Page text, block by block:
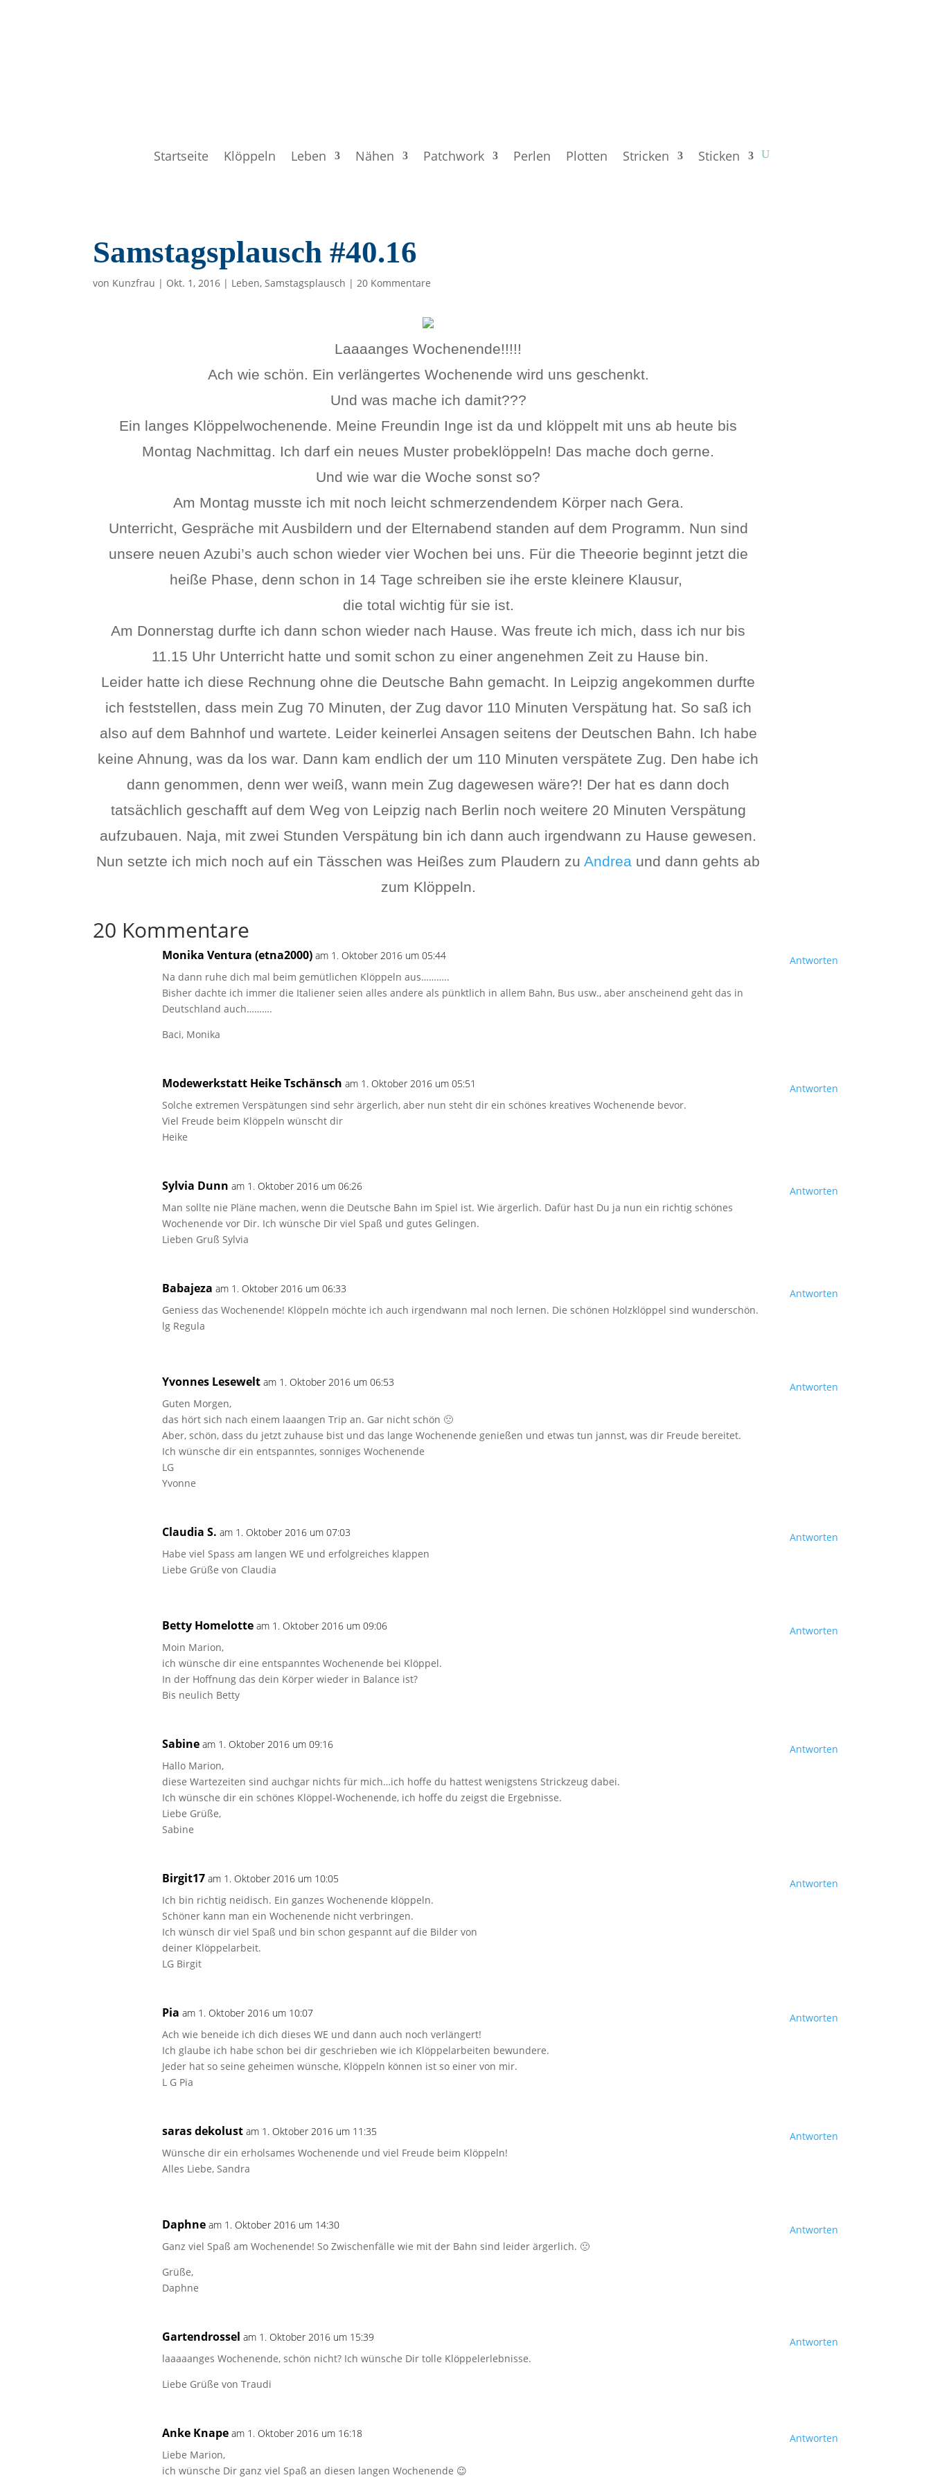
Startseite Klöppeln Leben Nähen Patchwork Perlen Plotten Stricken Sticken
Samstagsplausch #40.16
von Kunzfrau | Okt. 1, 2016 | Leben, Samstagsplausch | 20 Kommentare
Laaaanges Wochenende!!!!!
Ach wie schön. Ein verlängertes Wochenende wird uns geschenkt.
Und was mache ich damit???
Ein langes Klöppelwochenende. Meine Freundin Inge ist da und klöppelt mit uns ab heute bis
Montag Nachmittag. Ich darf ein neues Muster probeklöppeln! Das mache doch gerne.
Und wie war die Woche sonst so?
Am Montag musste ich mit noch leicht schmerzendendem Körper nach Gera.
Unterricht, Gespräche mit Ausbildern und der Elternabend standen auf dem Programm. Nun sind
unsere neuen Azubi’s auch schon wieder vier Wochen bei uns. Für die Theeorie beginnt jetzt die
heiße Phase, denn schon in 14 Tage schreiben sie ihe erste kleinere Klausur,
die total wichtig für sie ist.
Am Donnerstag durfte ich dann schon wieder nach Hause. Was freute ich mich, dass ich nur bis
11.15 Uhr Unterricht hatte und somit schon zu einer angenehmen Zeit zu Hause bin.
Leider hatte ich diese Rechnung ohne die Deutsche Bahn gemacht. In Leipzig angekommen durfte
ich feststellen, dass mein Zug 70 Minuten, der Zug davor 110 Minuten Verspätung hat. So saß ich
also auf dem Bahnhof und wartete. Leider keinerlei Ansagen seitens der Deutschen Bahn. Ich habe
keine Ahnung, was da los war. Dann kam endlich der um 110 Minuten verspätete Zug. Den habe ich
dann genommen, denn wer weiß, wann mein Zug dagewesen wäre?! Der hat es dann doch
tatsächlich geschafft auf dem Weg von Leipzig nach Berlin noch weitere 20 Minuten Verspätung
aufzubauen. Naja, mit zwei Stunden Verspätung bin ich dann auch irgendwann zu Hause gewesen.
Nun setzte ich mich noch auf ein Tässchen was Heißes zum Plaudern zuAndrea und dann gehts ab
zum Klöppeln.
20 Kommentare
Monika Ventura (etna2000) am 1. Oktober 2016 um 05:44
Na dann ruhe dich mal beim gemütlichen Klöppeln aus………..
Bisher dachte ich immer die Italiener seien alles andere als pünktlich in allem Bahn, Bus usw., aber anscheinend geht das in
Deutschland auch……….
Baci, Monika
Antworten
Modewerkstatt Heike Tschänsch am 1. Oktober 2016 um 05:51
Solche extremen Verspätungen sind sehr ärgerlich, aber nun steht dir ein schönes kreatives Wochenende bevor.
Viel Freude beim Klöppeln wünscht dir
Heike
Antworten
Sylvia Dunn am 1. Oktober 2016 um 06:26
Man sollte nie Pläne machen, wenn die Deutsche Bahn im Spiel ist. Wie ärgerlich. Dafür hast Du ja nun ein richtig schönes
Wochenende vor Dir. Ich wünsche Dir viel Spaß und gutes Gelingen.
Lieben Gruß Sylvia
Antworten
Babajeza am 1. Oktober 2016 um 06:33
Geniess das Wochenende! Klöppeln möchte ich auch irgendwann mal noch lernen. Die schönen Holzklöppel sind wunderschön.
lg Regula
Antworten
Yvonnes Lesewelt am 1. Oktober 2016 um 06:53
Guten Morgen,
das hört sich nach einem laaangen Trip an. Gar nicht schön 🙁
Aber, schön, dass du jetzt zuhause bist und das lange Wochenende genießen und etwas tun jannst, was dir Freude bereitet.
Ich wünsche dir ein entspanntes, sonniges Wochenende
LG
Yvonne
Antworten
Claudia S. am 1. Oktober 2016 um 07:03
Habe viel Spass am langen WE und erfolgreiches klappen
Liebe Grüße von Claudia
Antworten
Betty Homelotte am 1. Oktober 2016 um 09:06
Moin Marion,
ich wünsche dir eine entspanntes Wochenende bei Klöppel.
In der Hoffnung das dein Körper wieder in Balance ist?
Bis neulich Betty
Antworten
Sabine am 1. Oktober 2016 um 09:16
Hallo Marion,
diese Wartezeiten sind auchgar nichts für mich…ich hoffe du hattest wenigstens Strickzeug dabei.
Ich wünsche dir ein schönes Klöppel-Wochenende, ich hoffe du zeigst die Ergebnisse.
Liebe Grüße,
Sabine
Antworten
Birgit17 am 1. Oktober 2016 um 10:05
Ich bin richtig neidisch. Ein ganzes Wochenende klöppeln.
Schöner kann man ein Wochenende nicht verbringen.
Ich wünsch dir viel Spaß und bin schon gespannt auf die Bilder von
deiner Klöppelarbeit.
LG Birgit
Antworten
Pia am 1. Oktober 2016 um 10:07
Ach wie beneide ich dich dieses WE und dann auch noch verlängert!
Ich glaube ich habe schon bei dir geschrieben wie ich Klöppelarbeiten bewundere.
Jeder hat so seine geheimen wünsche, Klöppeln können ist so einer von mir.
L G Pia
Antworten
saras dekolust am 1. Oktober 2016 um 11:35
Wünsche dir ein erholsames Wochenende und viel Freude beim Klöppeln!
Alles Liebe, Sandra
Antworten
Daphne am 1. Oktober 2016 um 14:30
Ganz viel Spaß am Wochenende! So Zwischenfälle wie mit der Bahn sind leider ärgerlich. 🙁
Grüße,
Daphne
Antworten
Gartendrossel am 1. Oktober 2016 um 15:39
laaaaanges Wochenende, schön nicht? Ich wünsche Dir tolle Klöppelerlebnisse.
Liebe Grüße von Traudi
Antworten
Anke Knape am 1. Oktober 2016 um 16:18
Liebe Marion,
ich wünsche Dir ganz viel Spaß an diesen langen Wochenende 😉
Antworten